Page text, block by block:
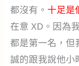
都沒有。 十足是
在意 XD。因為
都是第一名，但
誠的跟我說他小